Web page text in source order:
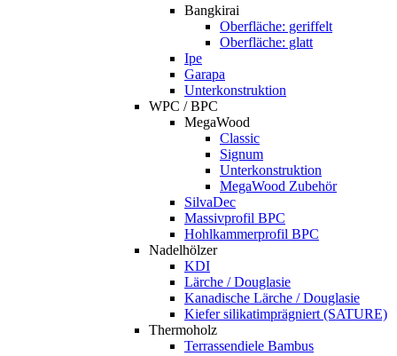
Bangkirai
Oberfläche: geriffelt
Oberfläche: glatt
Ipe
Garapa
Unterkonstruktion
WPC / BPC
MegaWood
Classic
Signum
Unterkonstruktion
MegaWood Zubehör
SilvaDec
Massivprofil BPC
Hohlkammerprofil BPC
Nadelhölzer
KDI
Lärche / Douglasie
Kanadische Lärche / Douglasie
Kiefer silikatimprägniert (SATURE)
Thermoholz
Terrassendiele Bambus